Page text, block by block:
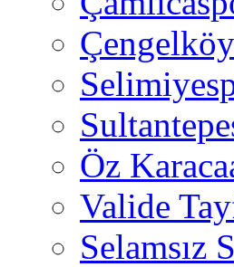
Öz
Valide
Selamsız